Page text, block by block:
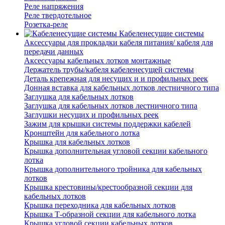
Реле напряжения
Реле твердотельное
Розетка-реле
Кабеленесущие системы
Аксессуары для прокладки кабеля питания/ кабеля для
передачи данных
Аксессуары кабельных лотков монтажные
Держатель трубы/кабеля кабеленесущей системы
Деталь крепежная для несущих и и профильных реек
Донная вставка для кабельных лотков лестничного типа
Заглушка для кабельных лотков
Заглушка для кабельных лотков лестничного типа
Заглушки несущих и профильных реек
Зажим для крышки системы поддержки кабелей
Кронштейн для кабельного лотка
Крышка для кабельных лотков
Крышка дополнительная угловой секции кабельного
лотка
Крышка дополнительного тройника для кабельных
лотков
Крышка крестовины/крестообразной секции для
кабельных лотков
Крышка переходника для кабельных лотков
Крышка Т-образной секции для кабельного лотка
Крышка угловой секции кабельных лотков